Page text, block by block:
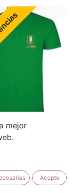
BORDADO
mejor
Acepto